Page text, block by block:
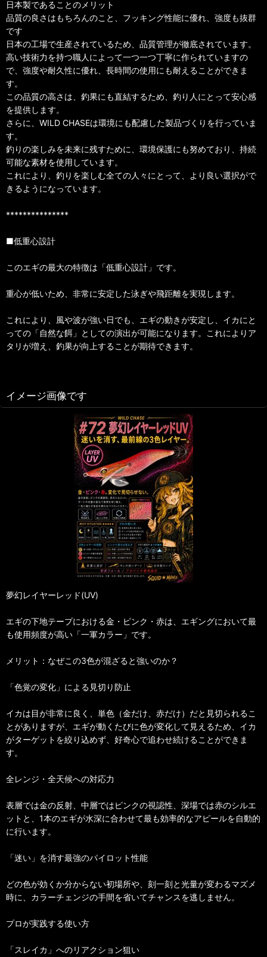
日本製であることのメリット
品質の良さはもちろんのこと、フッキング性能に優れ、強度も抜群
です
日本の工場で生産されているため、品質管理が徹底されています。
高い技術力を持つ職人によって一つ一つ丁寧に作られていますの
で、強度や耐久性に優れ、長時間の使用にも耐えることができま
す。
この品質の高さは、釣果にも直結するため、釣り人にとって安心感
を提供します。
さらに、WILD CHASEは環境にも配慮した製品づくりを行っていま
す。
釣りの楽しみを未来に残すために、環境保護にも努めており、持続
可能な素材を使用しています。
これにより、釣りを楽しむ全ての人々にとって、より良い選択がで
きるようになっています。
***************
■低重心設計
このエギの最大の特徴は「低重心設計」です。
重心が低いため、非常に安定した泳ぎや飛距離を実現します。
これにより、風や波が強い日でも、エギの動きが安定し、イカにと
っての「自然な餌」としての演出が可能になります。これによりア
タリが増え、釣果が向上することが期待できます。
イメージ画像です
夢幻レイヤーレッド(UV)
エギの下地テープにおける金・ピンク・赤は、エギングにおいて最
も使用頻度が高い「一軍カラー」です。
メリット：なぜこの3色が混ざると強いのか？
「色覚の変化」による見切り防止
イカは目が非常に良く、単色（金だけ、赤だけ）だと見切られるこ
とがありますが、エギが動くたびに色が変化して見えるため、イカ
がターゲットを絞り込めず、好奇心で追わせ続けることができま
す。
全レンジ・全天候への対応力
表層では金の反射、中層ではピンクの視認性、深場では赤のシルエ
ットと、1本のエギが水深に合わせて最も効率的なアピールを自動的
に行います。
「迷い」を消す最強のパイロット性能
どの色が効くか分からない初場所や、刻一刻と光量が変わるマズメ
時に、カラーチェンジの手間を省いてチャンスを逃しません。
プロが実践する使い方
「スレイカ」へのリアクション狙い